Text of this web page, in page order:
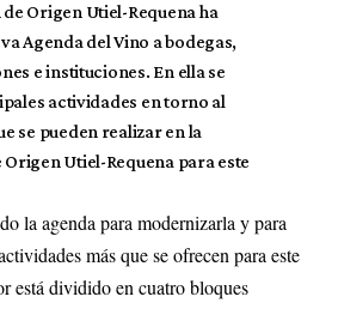
Origen Utiel-Requena ha
Agenda del Vino a bodegas,
e instituciones. En ella se
actividades en torno al
se pueden realizar en la
Utiel-Requena para este
la agenda para modernizarla y para
más que se ofrecen para este
está dividido en cuatro bloques